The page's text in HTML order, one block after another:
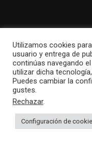
Utilizamos cookies
usuario y entrega de
continúas navegando
utilizar dicha
Puedes cambiar la
gustes.
Rechazar.
Configuración de